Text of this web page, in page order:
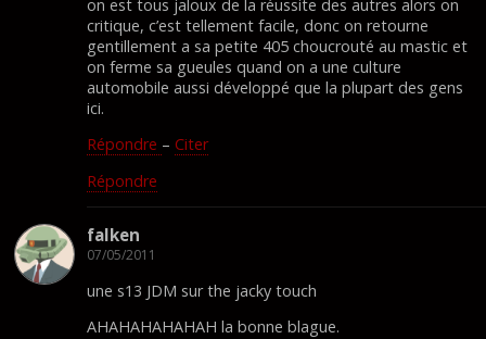
on est tous jaloux de la réussite des autres alors on
critique, c’est tellement facile, donc on retourne
gentillement a sa petite 405 choucrouté au mastic et
on ferme sa gueules quand on a une culture
automobile aussi développé que la plupart des gens
ici.
Répondre – Citer
Répondre
falken
07/05/2011
une s13 JDM sur the jacky touch
AHAHAHAHAHAH la bonne blague.